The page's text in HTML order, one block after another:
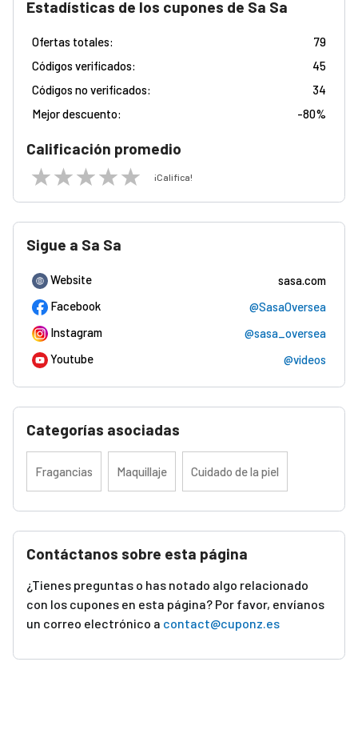
Estadísticas de los cupones de Sa Sa
Ofertas totales:
79
Códigos verificados:
45
Códigos no verificados:
34
Mejor descuento:
-80%
Calificación promedio
¡Califica!
Sigue a Sa Sa
Website
sasa.com
Facebook
@SasaOversea
Instagram
@sasa_oversea
Youtube
@videos
Categorías asociadas
Fragancias Maquillaje Cuidado de la piel
Contáctanos sobre esta página
¿Tienes preguntas o has notado algo relacionado
con los cupones en esta página? Por favor, envíanos
un correo electrónico a contact@cuponz.es